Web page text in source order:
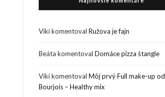
VikikomentovalRužova je fajn
Beáta komentovalDomáce pizza štangle
VikikomentovalMôj prvý Full make-up od
Bourjois – Healthy mix